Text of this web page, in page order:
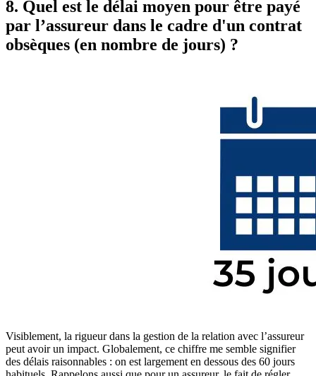
8. Quel est le délai moyen pour être payé
par l’assureur dans le cadre d'un contrat
obsèques (en nombre de jours) ?
Visiblement, la rigueur dans la gestion de la relation avec l’assureur
peut avoir un impact. Globalement, ce chiffre me semble signifier
des délais raisonnables : on est largement en dessous des 60 jours